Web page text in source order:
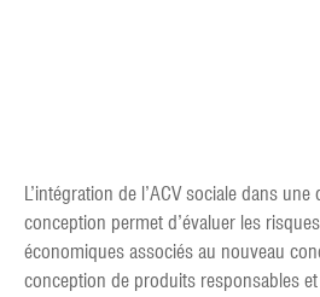
L’intégration de l’ACV sociale dans une
conception permet d’évaluer les
économiques associés au nouveau
conception de produits responsables